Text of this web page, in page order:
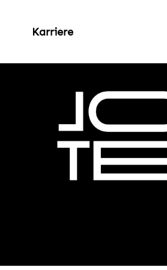
Karriere